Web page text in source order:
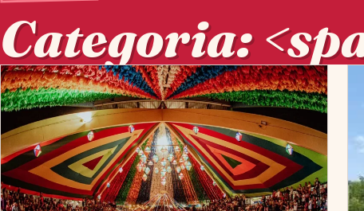
Categoria:
Posts em Categoria: <span>Mais